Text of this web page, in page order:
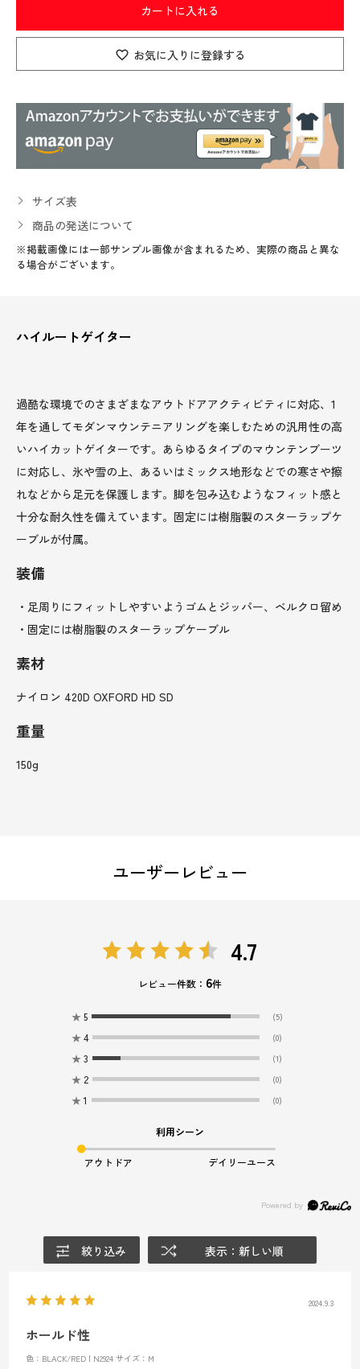
カートに入れる
お気に入りに登録する
サイズ表
商品の発送について
※掲載画像には一部サンプル画像が含まれるため、実際の商品と異な
る場合がございます。
ハイルートゲイター
過酷な環境でのさまざまなアウトドアアクティビティに対応、1
年を通してモダンマウンテニアリングを楽しむための汎用性の高
いハイカットゲイターです。あらゆるタイプのマウンテンブーツ
に対応し、氷や雪の上、あるいはミックス地形などでの寒さや擦
れなどから足元を保護します。脚を包み込むようなフィット感と
十分な耐久性を備えています。固定には樹脂製のスターラップケ
ーブルが付属。
装備
・足周りにフィットしやすいようゴムとジッパー、ベルクロ留め
・固定には樹脂製のスターラップケーブル
素材
ナイロン 420D OXFORD HD SD
重量
150g
ユーザーレビュー
4.7
レビュー件数： 6件
★ 5 (5)
★ 4 (0)
★ 3 (1)
★ 2 (0)
★ 1 (0)
利用シーン
アウトドア デイリーユース
絞り込み 表示：新しい順
2024.9.3
ホールド性
色：BLACK/RED | N2924 サイズ：M